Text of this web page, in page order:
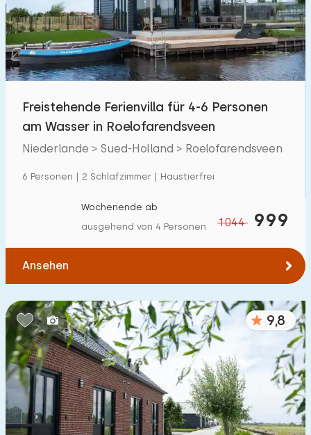
Schwimmbad 70
Eingezäunter Garten 59
Haustierfrei 110
Ladestation Auto
€ 0 — € 1000+
Schlafzimmern:
1 2 3 4 5
Badezimmer:
1 2 3 4 5
Freistehende Ferienvilla für 4-6 Personen
am Wasser in Roelofarendsveen
Niederlande > Sued-Holland > Roelofarendsveen
6 Personen | 2 Schlafzimmer | Haustierfrei
1044 999
Wochenende ab
ausgehend von 4 Personen
Ansehen
9,8